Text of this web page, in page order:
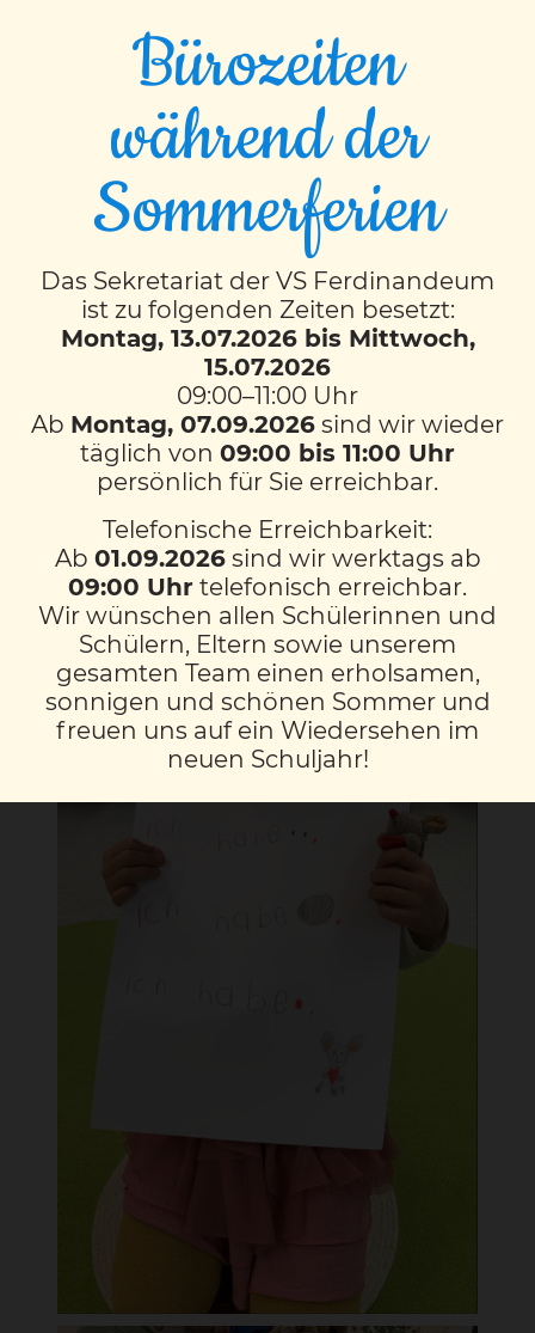
Beschreibe dein
Lieblingskuscheltier
22 Kinder und 22 Kuscheltiere saßen am 4.11
in der 1M Klasse. Anhand der bereits
gelernten Schlüsselwörter konnten die
SchülerInnen ihr eigenes Kuscheltier
beschreiben. Die Plakate wurden
anschließend von den Kindern
vorgetragen.
Bürozeiten
während der
Sommerferien
Das Sekretariat der VS Ferdinandeum
ist zu folgenden Zeiten besetzt:
Montag, 13.07.2026 bis Mittwoch,
15.07.2026
09:00–11:00 Uhr
Ab Montag, 07.09.2026 sind wir wieder
täglich von 09:00 bis 11:00 Uhr
persönlich für Sie erreichbar.
Telefonische Erreichbarkeit:
Ab 01.09.2026sind wir werktags ab
09:00 Uhr telefonisch erreichbar.
Wir wünschen allen Schülerinnen und
Schülern, Eltern sowie unserem
gesamten Team einen erholsamen,
sonnigen und schönen Sommer und
freuen uns auf ein Wiedersehen im
neuen Schuljahr!